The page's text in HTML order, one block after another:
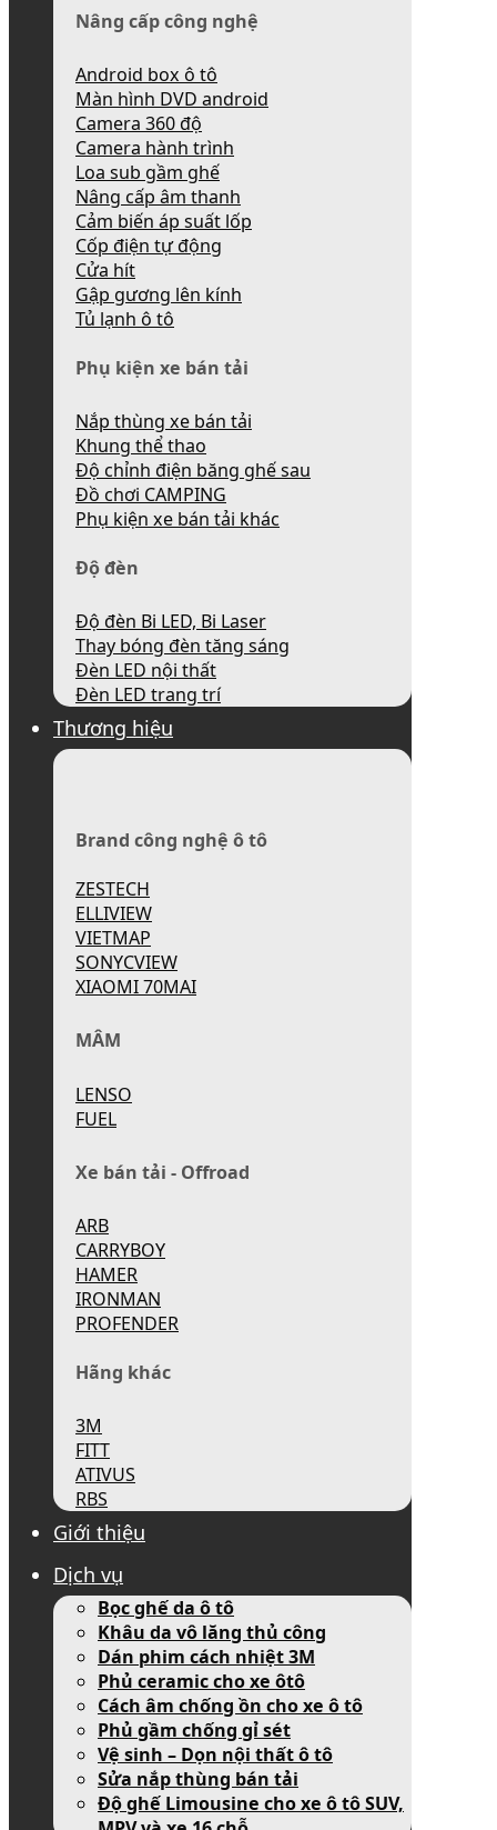
Nâng cấp công nghệ
Android box ô tô
Màn hình DVD android
Camera 360 độ
Camera hành trình
Loa sub gầm ghế
Nâng cấp âm thanh
Cảm biến áp suất lốp
Cốp điện tự động
Cửa hít
Gập gương lên kính
Tủ lạnh ô tô
Phụ kiện xe bán tải
Nắp thùng xe bán tải
Khung thể thao
Độ chỉnh điện băng ghế sau
Đồ chơi CAMPING
Phụ kiện xe bán tải khác
Độ đèn
Độ đèn Bi LED, Bi Laser
Thay bóng đèn tăng sáng
Đèn LED nội thất
Đèn LED trang trí
Thương hiệu
Brand công nghệ ô tô
ZESTECH
ELLIVIEW
VIETMAP
SONYCVIEW
XIAOMI 70MAI
MÂM
LENSO
FUEL
Xe bán tải - Offroad
ARB
CARRYBOY
HAMER
IRONMAN
PROFENDER
Hãng khác
3M
FITT
ATIVUS
RBS
Giới thiệu
Dịch vụ
Bọc ghế da ô tô
Khâu da vô lăng thủ công
Dán phim cách nhiệt 3M
Phủ ceramic cho xe ôtô
Cách âm chống ồn cho xe ô tô
Phủ gầm chống gỉ sét
Vệ sinh – Dọn nội thất ô tô
Sửa nắp thùng bán tải
Độ ghế Limousine cho xe ô tô SUV,